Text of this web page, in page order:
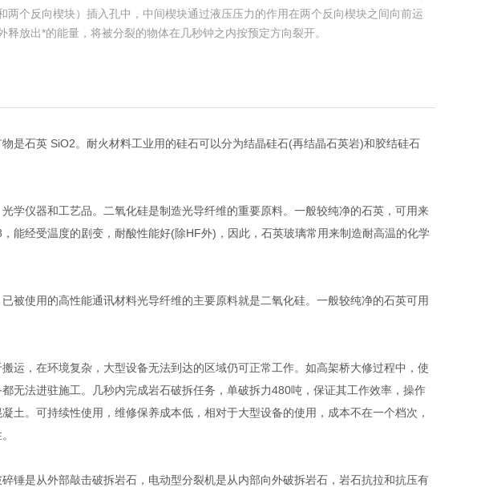
两个反向楔块）插入孔中，中间楔块通过液压压力的作用在两个反向楔块之间向前运
释放出*的能量，将被分裂的物体在几秒钟之内按预定方向裂开。
石英 SiO2。耐火材料工业用的硅石可以分为结晶硅石(再结晶石英岩)和胶结硅石
仪器和工艺品。二氧化硅是制造光导纤维的重要原料。一般较纯净的石英，可用来
能经受温度的剧变，耐酸性能好(除HF外)，因此，石英玻璃常用来制造耐高温的化学
使用的高性能通讯材料光导纤维的主要原料就是二氧化硅。一般较纯净的石英可用
，在环境复杂，大型设备无法到达的区域仍可正常工作。如高架桥大修过程中，使
无法进驻施工。几秒内完成岩石破拆任务，单破拆力480吨，保证其工作效率，操作
土。可持续性使用，维修保养成本低，相对于大型设备的使用，成本不在一个档次，
是从外部敲击破拆岩石，电动型分裂机是从内部向外破拆岩石，岩石抗拉和抗压有